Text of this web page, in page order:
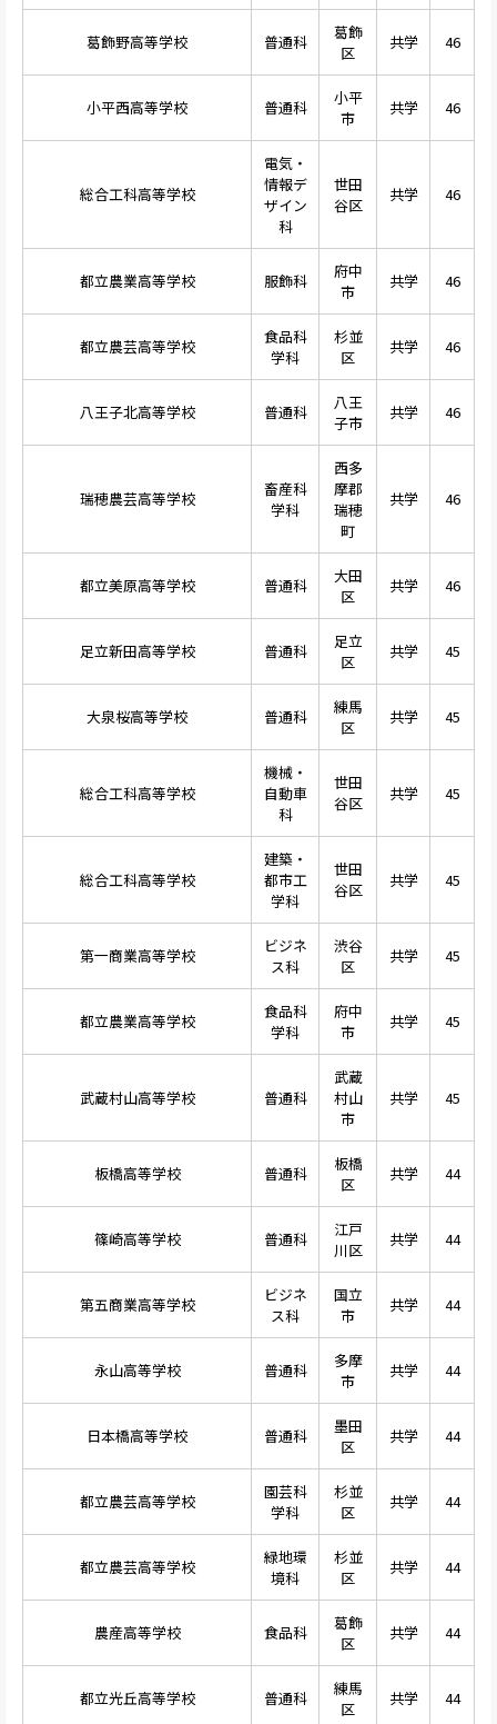
葛飾野高等学校 普通科
葛飾
区
共学 46
小平西高等学校 普通科
小平
市
共学 46
総合工科高等学校
電気・
情報デ
ザイン
科
世田
谷区
共学 46
都立農業高等学校 服飾科
府中
市
共学 46
都立農芸高等学校
食品科
学科
杉並
区
共学 46
八王子北高等学校 普通科
八王
子市
共学 46
瑞穂農芸高等学校
畜産科
学科
西多
摩郡
瑞穂
町
共学 46
都立美原高等学校 普通科
大田
区
共学 46
足立新田高等学校 普通科
足立
区
共学 45
大泉桜高等学校 普通科
練馬
区
共学 45
総合工科高等学校
機械・
自動車
科
世田
谷区
共学 45
総合工科高等学校
建築・
都市工
学科
世田
谷区
共学 45
第一商業高等学校
ビジネ
ス科
渋谷
区
共学 45
都立農業高等学校
食品科
学科
府中
市
共学 45
武蔵村山高等学校 普通科
武蔵
村山
市
共学 45
板橋高等学校 普通科
板橋
区
共学 44
篠崎高等学校 普通科
江戸
川区
共学 44
第五商業高等学校
ビジネ
ス科
国立
市
共学 44
永山高等学校 普通科
多摩
市
共学 44
日本橋高等学校 普通科
墨田
区
共学 44
都立農芸高等学校
園芸科
学科
杉並
区
共学 44
都立農芸高等学校
緑地環
境科
杉並
区
共学 44
農産高等学校 食品科
葛飾
区
共学 44
都立光丘高等学校 普通科
練馬
区
共学 44